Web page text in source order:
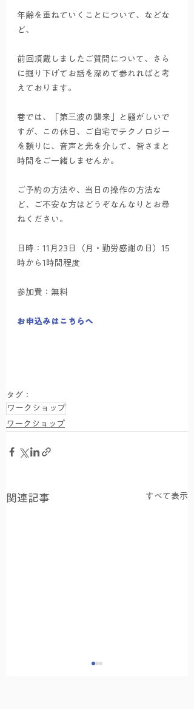
年齢を重ねていくことについて、などな
ど、
前回頂戴しましたご質問について、さら
に掘り下げてお話を深めて参れればと考
えております。
巷では、「第三波の襲来」と騒がしいで
すが、この休日、ご自宅でテクノロジー
を頼りに、音声と光を介して、皆さまと
時間をご一緒しませんか。
ご予約の方法や、当日の操作の方法な
ど、ご不安な方はどうぞなんなりとお尋
ねください。
日時：11月23日（月・勤労感謝の日）15
時から1時間程度
参加費：無料
お申込みはこちらへ
タグ：
ワークショップ
ワークショップ
関連記事 すべて表示